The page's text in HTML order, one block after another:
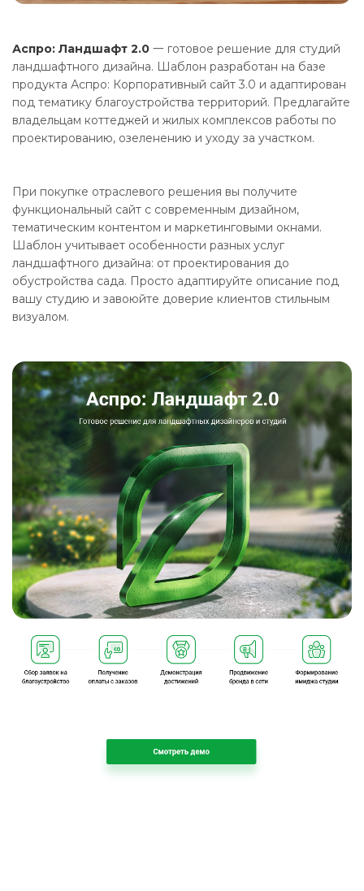
Аспро: Ландшафт 2.0 一 готовое решение для студий
ландшафтного дизайна. Шаблон разработан на базе
продукта Аспро: Корпоративный сайт 3.0 и адаптирован
под тематику благоустройства территорий. Предлагайте
владельцам коттеджей и жилых комплексов работы по
проектированию, озеленению и уходу за участком.
При покупке отраслевого решения вы получите
функциональный сайт с современным дизайном,
тематическим контентом и маркетинговыми окнами.
Шаблон учитывает особенности разных услуг
ландшафтного дизайна: от проектирования до
обустройства сада. Просто адаптируйте описание под
вашу студию и завоюйте доверие клиентов стильным
визуалом.